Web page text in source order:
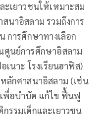
ะเยาวชนให้เหมาะสม
นาอิสลาม รวมถึงการ
การศึกษาทางเลือก
นย์การศึกษาอิสลาม
เนาะ โรงเรียนฮาฟิส)
ลักศาสนาอิสลาม (เช่น
พื่อบำบัด แก้ไข ฟื้นฟู
รรมเด็กและเยาวชน